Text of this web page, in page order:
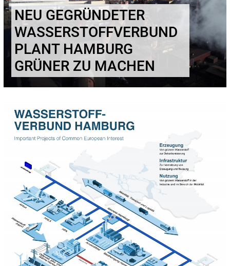
NEU GEGRÜNDETER
WASSERSTOFFVERBUND
PLANT HAMBURG
GRÜNER ZU MACHEN